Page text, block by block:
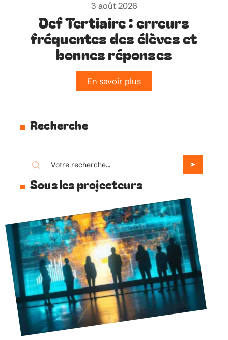
3 août 2026
Def Tertiaire : erreurs
fréquentes des élèves et
bonnes réponses
En savoir plus
Recherche
Sous les projecteurs